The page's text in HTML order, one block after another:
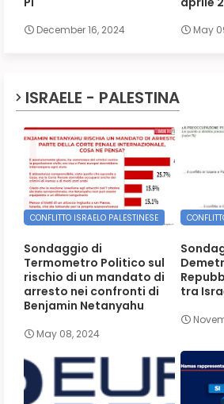
December 16, 2024 May
ISRAELE - PALESTINA
CONFLITTO ISRAELO PALESTINESE
Sondaggio di
Termometro Politico sul
rischio di un mandato di
arresto nei confronti di
Benjamin Netanyahu
May 08, 2024
tra